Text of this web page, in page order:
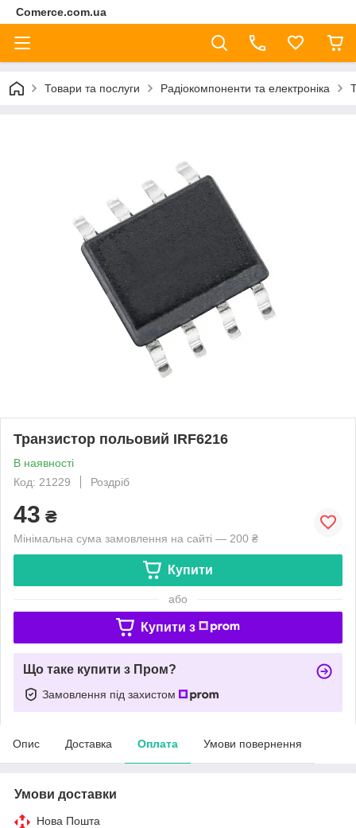
Comerce.com.ua
Товари та послуги Радіокомпоненти та електроніка
Транзистор польовий IRF6216
В наявності
Код: 21229
Роздріб
43 ₴
Мінімальна сума замовлення на сайті — 200 ₴
Купити
або
Купити з
Що таке купити з Пром?
Замовлення під захистом
Опис Доставка Оплата Умови повернення
Умови доставки
Нова Пошта